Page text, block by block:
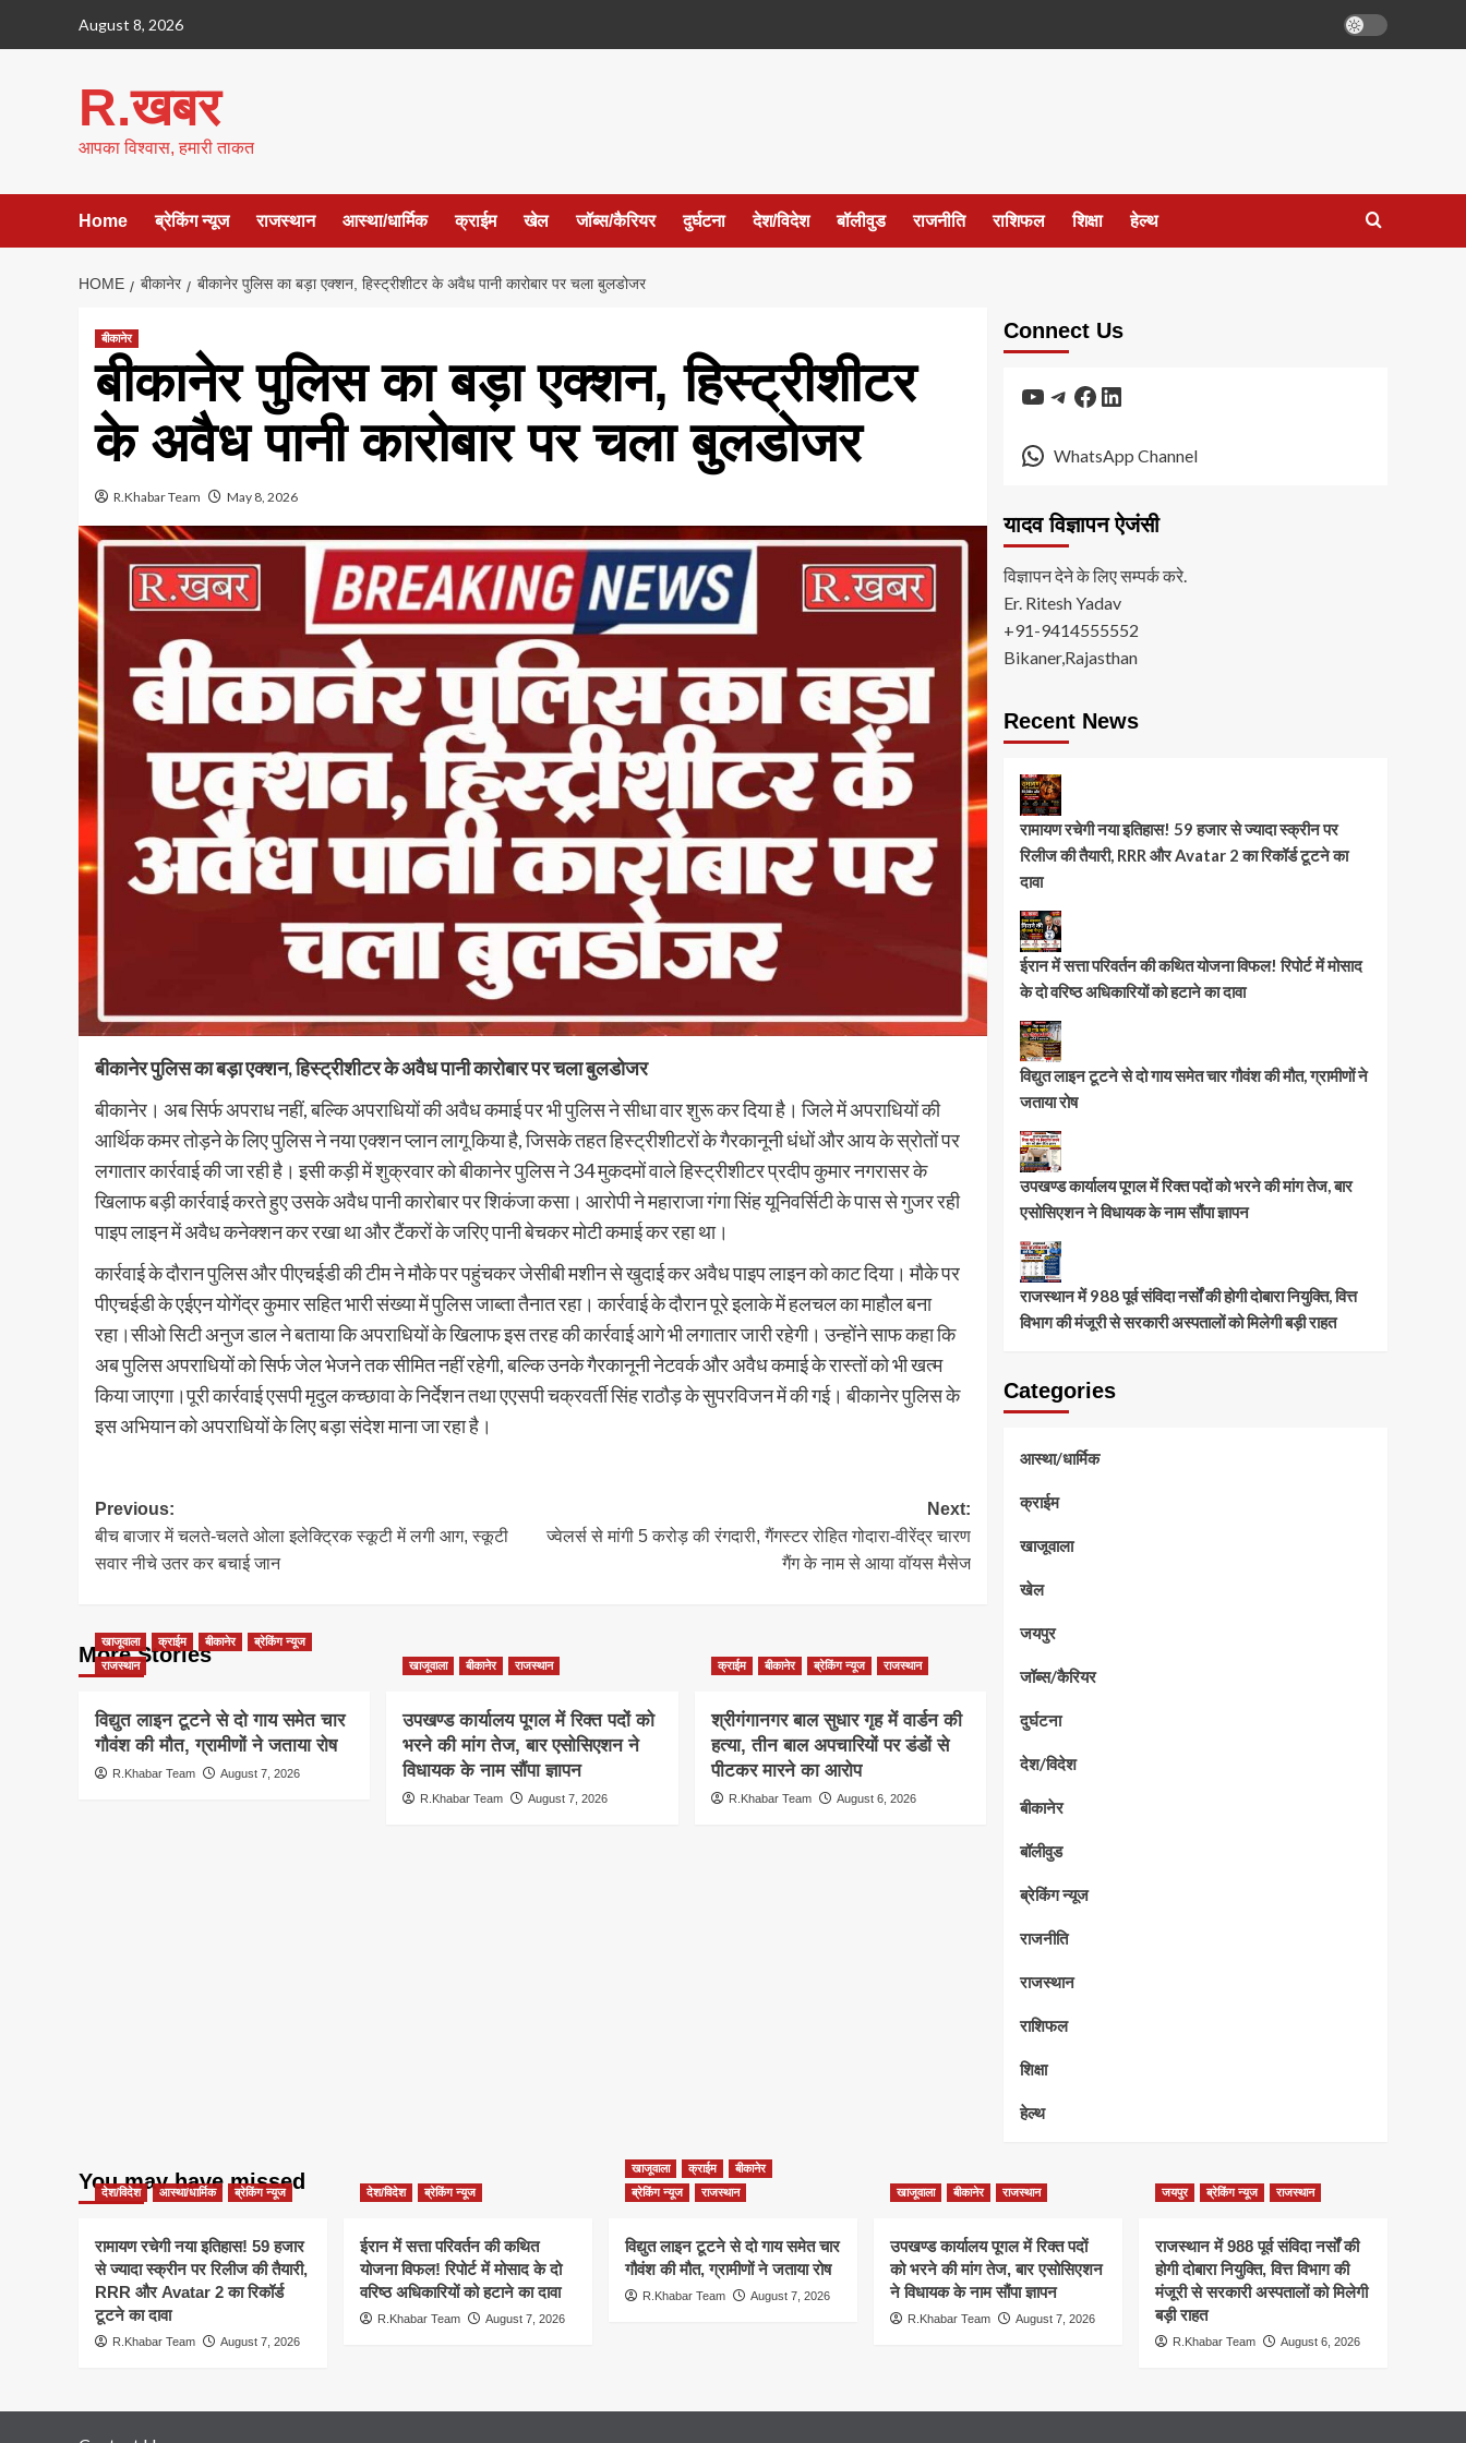
August 8, 2026
R.खबर
आपका विश्वास, हमारी ताकत
Home ब्रेकिंग न्यूज राजस्थान आस्था/धार्मिक क्राईम खेल जॉब्स/कैरियर दुर्घटना देश/विदेश बॉलीवुड राजनीति राशिफल शिक्षा हेल्थ
HOME बीकानेर बीकानेर पुलिस का बड़ा एक्शन, हिस्ट्रीशीटर के अवैध पानी कारोबार पर चला बुलडोजर
बीकानेर
बीकानेर पुलिस का बड़ा एक्शन, हिस्ट्रीशीटर
के अवैध पानी कारोबार पर चला बुलडोजर
R.Khabar Team May 8, 2026
बीकानेर पुलिस का बड़ा एक्शन, हिस्ट्रीशीटर के अवैध पानी कारोबार पर चला बुलडोजर
बीकानेर। अब सिर्फ अपराध नहीं, बल्कि अपराधियों की अवैध कमाई पर भी पुलिस ने सीधा वार शुरू कर दिया है। जिले में अपराधियों की
आर्थिक कमर तोड़ने के लिए पुलिस ने नया एक्शन प्लान लागू किया है, जिसके तहत हिस्ट्रीशीटरों के गैरकानूनी धंधों और आय के स्रोतों पर
लगातार कार्रवाई की जा रही है। इसी कड़ी में शुक्रवार को बीकानेर पुलिस ने 34 मुकदमों वाले हिस्ट्रीशीटर प्रदीप कुमार नगरासर के
खिलाफ बड़ी कार्रवाई करते हुए उसके अवैध पानी कारोबार पर शिकंजा कसा। आरोपी ने महाराजा गंगा सिंह यूनिवर्सिटी के पास से गुजर रही
पाइप लाइन में अवैध कनेक्शन कर रखा था और टैंकरों के जरिए पानी बेचकर मोटी कमाई कर रहा था।
कार्रवाई के दौरान पुलिस और पीएचईडी की टीम ने मौके पर पहुंचकर जेसीबी मशीन से खुदाई कर अवैध पाइप लाइन को काट दिया। मौके पर
पीएचईडी के एईएन योगेंद्र कुमार सहित भारी संख्या में पुलिस जाब्ता तैनात रहा। कार्रवाई के दौरान पूरे इलाके में हलचल का माहौल बना
रहा।सीओ सिटी अनुज डाल ने बताया कि अपराधियों के खिलाफ इस तरह की कार्रवाई आगे भी लगातार जारी रहेगी। उन्होंने साफ कहा कि
अब पुलिस अपराधियों को सिर्फ जेल भेजने तक सीमित नहीं रहेगी, बल्कि उनके गैरकानूनी नेटवर्क और अवैध कमाई के रास्तों को भी खत्म
किया जाएगा।पूरी कार्रवाई एसपी मृदुल कच्छावा के निर्देशन तथा एएसपी चक्रवर्ती सिंह राठौड़ के सुपरविजन में की गई। बीकानेर पुलिस के
इस अभियान को अपराधियों के लिए बड़ा संदेश माना जा रहा है।
Post
navigation
Previous:
बीच बाजार में चलते-चलते ओला इलेक्ट्रिक स्कूटी में लगी आग, स्कूटी
सवार नीचे उतर कर बचाई जान
Next:
ज्वेलर्स से मांगी 5 करोड़ की रंगदारी, गैंगस्टर रोहित गोदारा-वीरेंद्र चारण
गैंग के नाम से आया वॉयस मैसेज
More Stories
खाजूवाला क्राईम बीकानेर
ब्रेकिंग न्यूज
राजस्थान
विद्युत लाइन टूटने से दो गाय समेत चार
गौवंश की मौत, ग्रामीणों ने जताया रोष
R.Khabar Team August 7, 2026
खाजूवाला बीकानेर राजस्थान
उपखण्ड कार्यालय पूगल में रिक्त पदों को
भरने की मांग तेज, बार एसोसिएशन ने
विधायक के नाम सौंपा ज्ञापन
R.Khabar Team August 7, 2026
क्राईम बीकानेर ब्रेकिंग न्यूज राजस्थान
श्रीगंगानगर बाल सुधार गृह में वार्डन की
हत्या, तीन बाल अपचारियों पर डंडों से
पीटकर मारने का आरोप
R.Khabar Team August 6, 2026
Connect Us
YouTube
Telegram
Facebook
LinkedIn
WhatsApp Channel
यादव विज्ञापन ऐजंसी
विज्ञापन देने के लिए सम्पर्क करे.
Er. Ritesh Yadav
+91-9414555552
Bikaner,Rajasthan
Recent News
रामायण रचेगी नया इतिहास! 59 हजार से ज्यादा स्क्रीन पर
रिलीज की तैयारी, RRR और Avatar 2 का रिकॉर्ड टूटने का
दावा
ईरान में सत्ता परिवर्तन की कथित योजना विफल! रिपोर्ट में मोसाद
के दो वरिष्ठ अधिकारियों को हटाने का दावा
विद्युत लाइन टूटने से दो गाय समेत चार गौवंश की मौत, ग्रामीणों ने
जताया रोष
उपखण्ड कार्यालय पूगल में रिक्त पदों को भरने की मांग तेज, बार
एसोसिएशन ने विधायक के नाम सौंपा ज्ञापन
राजस्थान में 988 पूर्व संविदा नर्सों की होगी दोबारा नियुक्ति, वित्त
विभाग की मंजूरी से सरकारी अस्पतालों को मिलेगी बड़ी राहत
Categories
आस्था/धार्मिक
क्राईम
खाजूवाला
खेल
जयपुर
जॉब्स/कैरियर
दुर्घटना
देश/विदेश
बीकानेर
बॉलीवुड
ब्रेकिंग न्यूज
राजनीति
राजस्थान
राशिफल
शिक्षा
हेल्थ
You may have missed
देश/विदेश आस्था/धार्मिक ब्रेकिंग न्यूज
रामायण रचेगी नया इतिहास! 59 हजार
से ज्यादा स्क्रीन पर रिलीज की तैयारी,
RRR और Avatar 2 का रिकॉर्ड
टूटने का दावा
R.Khabar Team August 7, 2026
देश/विदेश ब्रेकिंग न्यूज
ईरान में सत्ता परिवर्तन की कथित
योजना विफल! रिपोर्ट में मोसाद के दो
वरिष्ठ अधिकारियों को हटाने का दावा
R.Khabar Team August 7, 2026
खाजूवाला क्राईम
बीकानेर
ब्रेकिंग न्यूज
राजस्थान
विद्युत लाइन टूटने से दो गाय समेत चार
गौवंश की मौत, ग्रामीणों ने जताया रोष
R.Khabar Team August 7, 2026
खाजूवाला बीकानेर राजस्थान
उपखण्ड कार्यालय पूगल में रिक्त पदों
को भरने की मांग तेज, बार एसोसिएशन
ने विधायक के नाम सौंपा ज्ञापन
R.Khabar Team August 7, 2026
जयपुर ब्रेकिंग न्यूज राजस्थान
राजस्थान में 988 पूर्व संविदा नर्सों की
होगी दोबारा नियुक्ति, वित्त विभाग की
मंजूरी से सरकारी अस्पतालों को मिलेगी
बड़ी राहत
R.Khabar Team August 6, 2026